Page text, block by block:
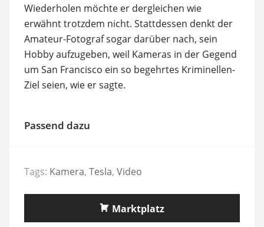
Wiederholen möchte er dergleichen wie
erwähnt trotzdem nicht. Stattdessen denkt der
Amateur-Fotograf sogar darüber nach, sein
Hobby aufzugeben, weil Kameras in der Gegend
um San Francisco ein so begehrtes Kriminellen-
Ziel seien, wie er sagte.
Passend dazu
Tags: Kamera, Tesla, Video
Marktplatz